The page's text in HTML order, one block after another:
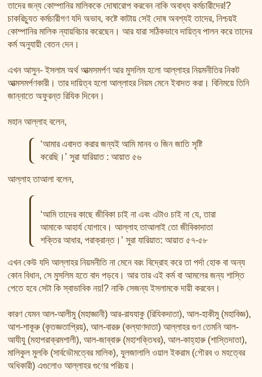
তাদের জন্য কোম্পানির মালিককে দোষারোপ করবেন নাকি অবাধ্য কর্মচারীদের!?
চাকরিচ্যুত কর্মচারীগণ যদি অভাব, কষ্টে কাটায় সেই দোষ অবশ্যই তাদের, নিশ্চয়ই
কোম্পানির মালিক ন্যায়বিচার করেছেন। আর যারা সঠিকভাবে দায়িত্ব পালন করে তাদের
কর্ম অনুযায়ী বেতন দেন।
এখন আসুন- ইসলাম অর্থ আত্মসমর্পণ আর মুসলিম হলো আল্লাহর নিয়মনীতির নিকট
আত্মসমর্পণকারী। তার দায়িত্ব হলো আল্লাহর নিয়ম মেনে ইবাদত করা। বিনিময়ে তিনি
জান্নাতে অফুরন্ত রিযিক দিবেন।
মহান আল্লাহ বলেন,
‘আমার এবাদত করার জন্যই আমি মানব ও জিন জাতি সৃষ্টি
করেছি।’ সুরা যারিয়াত : আয়াত ৫৬
আল্লাহ তাআলা বলেন,
‘আমি তাদের কাছে জীবিকা চাই না এবং এটাও চাই না যে, তারা
আমাকে আহার্য যোগাবে। আল্লাহ তাআলাই তো জীবিকাদাতা
শক্তির আধার, পরাক্রান্ত।’ সুরা যারিয়াত: আয়াত ৫৭-৫৮
এখন কেউ যদি আল্লাহর নিয়মনীতি না মেনে বরং বিদ্রোহ করে তা পর্দা হোক বা অন্য
কোন বিধান, সে মুসলিম হতে বাদ পড়বে। আর তার এই কর্ম বা আমলের জন্য শাস্তি
পেতে হবে সেটা কি স্বাভাবিক নয়!? নাকি সেজন্য ইসলামকে দায়ী করবেন।
কারণ যেমন আল-আলীমু (মহাজ্ঞানী) আর-রাযযাকু (রিযিকদাতা), আল-হাকীমু (মহাবিজ্ঞ),
আশ-শাকূরু (কৃতজ্ঞতাপ্রিয়), আল-বাররু (কল্যাণদাতা) আল্লাহর গুণ তেমনি আল-
আযীযু (মহাপরাক্রমশালী), আল-জাব্বারু (মহাশক্তিধর), আল-কাহ্‌হারু (শাস্তিদাতা),
মালিকুল মুলকি (সার্বভৌমত্বের মালিক), যুলজালালি ওয়াল ইকরাম (গৌরব ও মহত্বের
অধিকারী) এগুলোও আল্লাহর গুণের পরিচয়।